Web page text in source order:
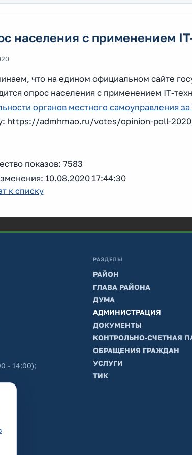
населения с применением
что на едином официальном сайте
опрос населения с применением IT-
органов местного самоуправления
https://admhmao.ru/votes/opinion-poll-
показов: 7583
10.08.2020 17:44:30
к списку
- 14:00);
РАЗДЕЛЫ
РАЙОН
ГЛАВА РАЙОНА
ДУМА
АДМИНИСТРАЦИЯ
ДОКУМЕНТЫ
КОНТРОЛЬНО-СЧЕТНАЯ
ОБРАЩЕНИЯ ГРАЖДАН
УСЛУГИ
ТИК